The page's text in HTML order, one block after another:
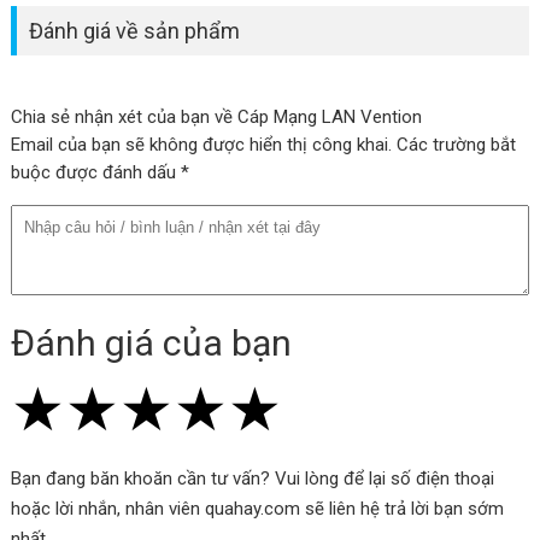
VENTION ICA (Flat Cable, 10Gbps)
Tốc độ truyền dữ liệu cao
Với tiêu chuẩn Cat 7, cáp này hỗ trợ tốc độ truyền dữ liệu lên đến
video 4K, chơi game trực tuyến mà không gặp phải hiện tượng
giật lag hay chậm trễ.
Hiệu suất ổn định
nhiễu và giảm thiểu hiện tượng nhiễu điện từ (EMI) và nhiễu kỹ
thuật số (RFI). Điều này đảm bảo tín hiệu mạng luôn ổn định và
Đánh giá về sản phẩm
Chia sẻ nhận xét của bạn về Cáp Mạng LAN Vention
Email của bạn sẽ không được hiển thị công khai. Các trường bắt
buộc được đánh dấu *
Đánh giá của bạn
★
★★
★★★
★★★★
★★★★★
Bạn đang băn khoăn cần tư vấn? Vui lòng để lại số điện thoại
hoặc lời nhắn, nhân viên quahay.com sẽ liên hệ trả lời bạn sớm